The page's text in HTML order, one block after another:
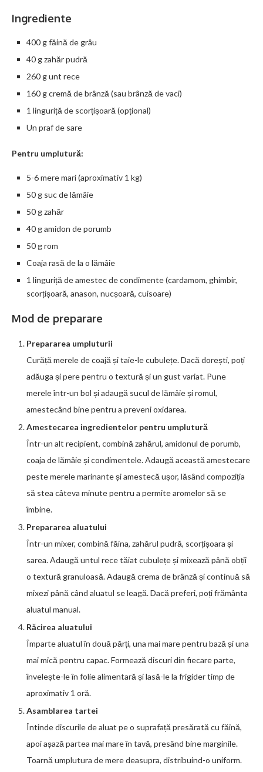
Ingrediente
400 g făină de grâu
40 g zahăr pudră
260 g unt rece
160 g cremă de brânză (sau brânză de vaci)
1 linguriță de scorțișoară (opțional)
Un praf de sare
Pentru umplutură:
5-6 mere mari (aproximativ 1 kg)
50 g suc de lămâie
50 g zahăr
40 g amidon de porumb
50 g rom
Coaja rasă de la o lămâie
1 linguriță de amestec de condimente (cardamom, ghimbir,
scorțișoară, anason, nucșoară, cuisoare)
Mod de preparare
Prepararea umpluturii
Curăță merele de coajă și taie-le cubulețe. Dacă dorești, poți
adăuga și pere pentru o textură și un gust variat. Pune
merele într-un bol și adaugă sucul de lămâie și romul,
amestecând bine pentru a preveni oxidarea.
Amestecarea ingredientelor pentru umplutură
Într-un alt recipient, combină zahărul, amidonul de porumb,
coaja de lămâie și condimentele. Adaugă această amestecare
peste merele marinante și amestecă ușor, lăsând compoziția
să stea câteva minute pentru a permite aromelor să se
îmbine.
Prepararea aluatului
Într-un mixer, combină făina, zahărul pudră, scorțișoara și
sarea. Adaugă untul rece tăiat cubulețe și mixează până obții
o textură granuloasă. Adaugă crema de brânză și continuă să
mixezi până când aluatul se leagă. Dacă preferi, poți frământa
aluatul manual.
Răcirea aluatului
Împarte aluatul în două părți, una mai mare pentru bază și una
mai mică pentru capac. Formează discuri din fiecare parte,
învelește-le în folie alimentară și lasă-le la frigider timp de
aproximativ 1 oră.
Asamblarea tartei
Întinde discurile de aluat pe o suprafață presărată cu făină,
apoi așază partea mai mare în tavă, presând bine marginile.
Toarnă umplutura de mere deasupra, distribuind-o uniform.